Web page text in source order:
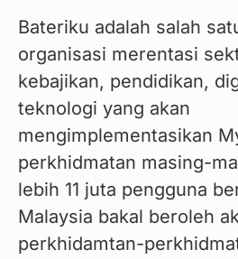
Bateriku adalah salah
organisasi merentasi
kebajikan, pendidikan,
teknologi yang akan
mengimplementasikan
perkhidmatan masing-
lebih 11 juta pengguna
Malaysia bakal beroleh
perkhidamtan-